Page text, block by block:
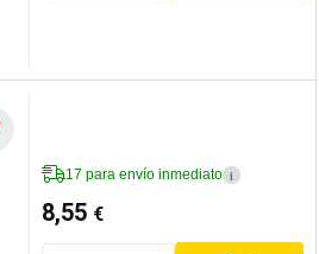
17 para envío inmediato i
8,55 €